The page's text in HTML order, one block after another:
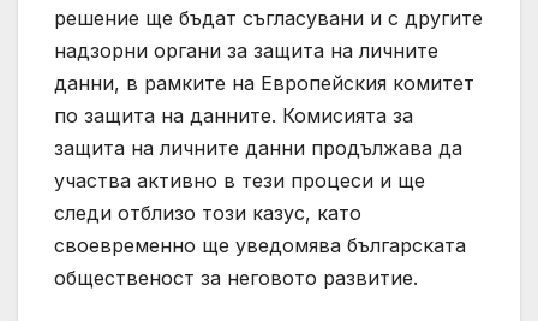
решение ще бъдат съгласувани и с другите
надзорни органи за защита на личните
данни, в рамките на Европейския комитет
по защита на данните. Комисията за
защита на личните данни продължава да
участва активно в тези процеси и ще
следи отблизо този казус, като
своевременно ще уведомява българската
общественост за неговото развитие.